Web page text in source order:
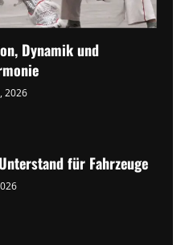
Dynamik und
2026
für Fahrzeuge